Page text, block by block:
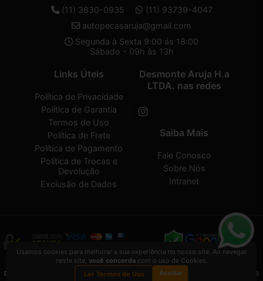
(11) 3830-0935
(11) 93739-4047
autopecasaruja@gmail.com
Segunda à Sexta 9:00 ás 18:00
Sábado - 09h às 13h
Links Úteis
Política de Privacidade
Política de Garantia
Termos de Uso
Política de Frete
Política de Pagamento
Política de Trocas e
Devolução
Exclusão de Dados
Desmonte Aruja H.a
LTDA. nas redes
Saiba Mais
Fale Conosco
Sobre Nós
Intranet
Desmonte Aruja H.a LTDA.2026 CREATED BY VAAPT
Desmonte Aruja H.a LTDA. é uma empresa inscrita no CNPJ 32.574.107/0001-30
Usamos cookies para melhorar a sua experiência no nosso site. Ao navegar
neste site, você concordacom o uso de Cookies.
Ler Termos de Uso
Aceitar